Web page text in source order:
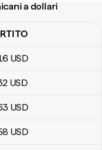
a dollari
a dollari statunitensi
USD
USD
USD
USD